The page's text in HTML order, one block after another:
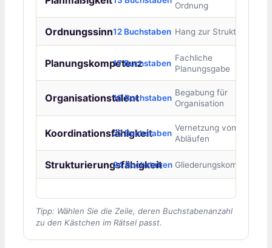
Ordnung
Ordnungssinn12 Buchstaben Hang zur Struktur
Planungskompetenz17 Buchstaben
Fachliche
Planungsgabe
Organisationstalent19 Buchstaben
Begabung für
Organisation
Koordinationsfähigkeit
22 Buchstaben
Vernetzung von
Abläufen
Strukturierungsfähigkeit
24 Buchstaben Gliederungskompetenz
Tipp: Wählen Sie die Zeile, deren Buchstabenanzahl
zu den Kästchen im Rätsel passt.